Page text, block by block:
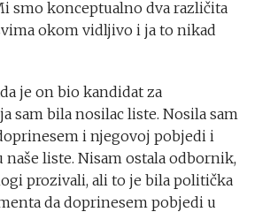
smo konceptualno dva različita
okom vidljivo i ja to nikad
je on bio kandidat za
sam bila nosilac liste. Nosila sam
i njegovoj pobjedi i
liste. Nisam ostala odbornik,
prozivali, ali to je bila politička
da doprinesem pobjedi u